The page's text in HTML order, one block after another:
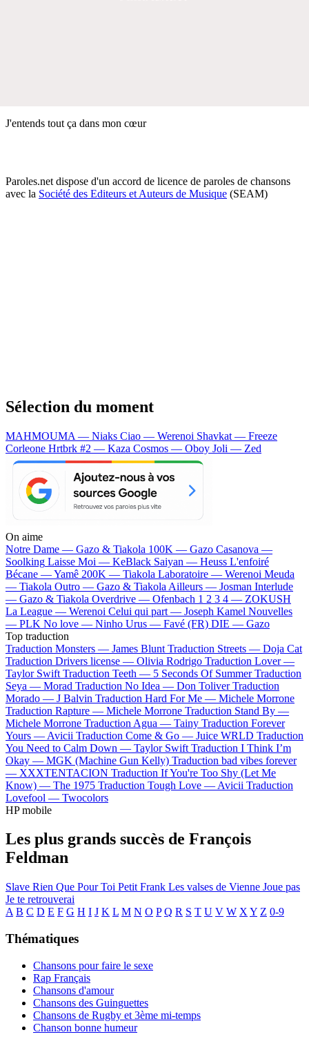
J'entends tout ça dans mon cœur
Paroles.net dispose d'un accord de licence de paroles de chansons
avec la Société des Editeurs et Auteurs de Musique (SEAM)
Sélection du moment
MAHMOUMA — Niaks Ciao — Werenoi Shavkat — Freeze
Corleone Hrtbrk #2 — Kaza Cosmos — Oboy Joli — Zed
On aime
Notre Dame — Gazo & Tiakola 100K — Gazo Casanova —
Soolking Laisse Moi — KeBlack Saiyan — Heuss L'enfoiré
Bécane —Yamê 200K — Tiakola Laboratoire — Werenoi Meuda
— Tiakola Outro — Gazo & Tiakola Ailleurs — Josman Interlude
— Gazo & Tiakola Overdrive — Ofenbach 1 2 3 4 — ZOKUSH
La League — Werenoi Celui qui part — Joseph Kamel Nouvelles
— PLK No love — Ninho Urus — Favé (FR) DIE — Gazo
Top traduction
Traduction Monsters — James Blunt Traduction Streets — Doja Cat
Traduction Drivers license — Olivia Rodrigo Traduction Lover —
Taylor Swift Traduction Teeth — 5 Seconds Of Summer Traduction
Seya — Morad Traduction No Idea — Don Toliver Traduction
Morado — J Balvin Traduction Hard For Me — Michele Morrone
Traduction Rapture — Michele Morrone Traduction Stand By —
Michele Morrone Traduction Agua — Tainy Traduction Forever
Yours — Avicii Traduction Come & Go — Juice WRLD Traduction
You Need to Calm Down — Taylor Swift Traduction I Think I’m
Okay — MGK (Machine Gun Kelly) Traduction bad vibes forever
— XXXTENTACION Traduction If You're Too Shy (Let Me
Know) — The 1975 Traduction Tough Love — Avicii Traduction
Lovefool — Twocolors
HP mobile
Les plus grands succès de François
Feldman
Slave Rien Que Pour Toi Petit Frank Les valses de Vienne Joue pas
Je te retrouverai
A B C D E F G H I J K L M N O P Q R S T U V W X Y Z 0-9
Thématiques
Chansons pour faire le sexe
Rap Français
Chansons d'amour
Chansons des Guinguettes
Chansons de Rugby et 3ème mi-temps
Chanson bonne humeur